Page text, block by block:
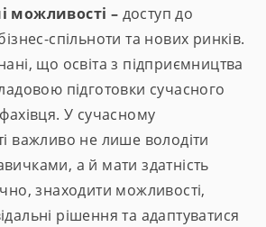
можливості – доступ до
спільноти та нових ринків.
що освіта з підприємництва
підготовки сучасного
У сучасному
важливо не лише володіти
а й мати здатність
знаходити можливості,
рішення та адаптуватися